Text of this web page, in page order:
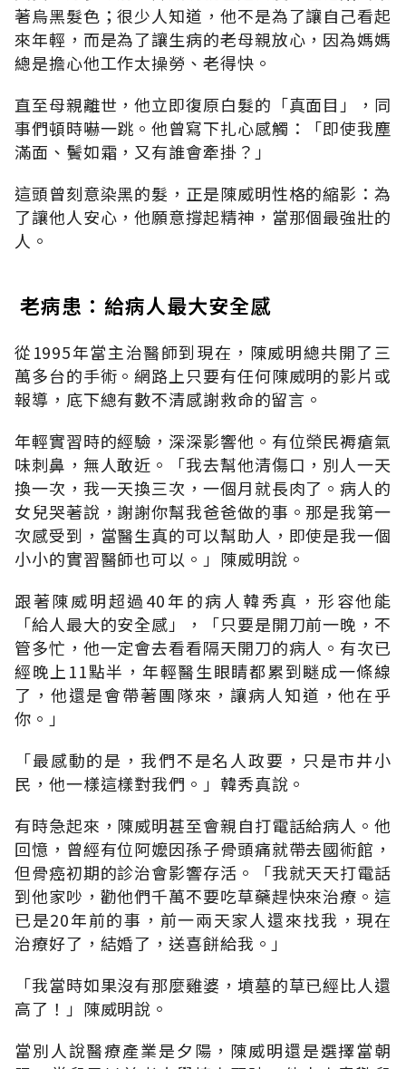
著烏黑髮色；很少人知道，他不是為了讓自己看起
來年輕，而是為了讓生病的老母親放心，因為媽媽
總是擔心他工作太操勞、老得快。
直至母親離世，他立即復原白髮的「真面目 」， 同
事們頓時嚇一跳。他曾寫下扎心感觸 ：「即使我塵
滿面、鬢如霜，又有誰會牽掛 ？」
這頭曾刻意染黑的髮，正是陳威明性格的縮影：為
了讓他人安心，他願意撐起精神，當那個最強壯的
人 。
老病患：給病人最大安全感
從1995年當主治醫師到現在，陳威明總共開了三
萬多台的手術。網路上只要有任何陳威明的影片或
報導，底下總有數不清感謝救命的留言。
年輕實習時的經驗，深深影響他。有位榮民褥瘡氣
味刺鼻，無人敢近。「我去幫他清傷口，別人一天
換一次，我一天換三次，一個月就長肉了。病人的
女兒哭著說，謝謝你幫我爸爸做的事。那是我第一
次感受到，當醫生真的可以幫助人，即使是我一個
小小的實習醫師也可以。」陳威明說 。
跟著陳威明超過40年的病人韓秀真，形容他能
「給人最大的安全感」，「只要是開刀前一晚，不
管多忙，他一定會去看看隔天開刀的病人。有次已
經晚上11點半，年輕醫生眼睛都累到瞇成一條線
了，他還是會帶著團隊來，讓病人知道，他在乎
你。」
「最感動的是，我們不是名人政要，只是市井小
民，他一樣這樣對我們 。」 韓秀真說 。
有時急起來，陳威明甚至會親自打電話給病人。他
回憶，曾經有位阿嬤因孫子骨頭痛就帶去國術館，
但骨癌初期的診治會影響存活。「我就天天打電話
到他家吵，勸他們千萬不要吃草藥趕快來治療。這
已是20年前的事，前一兩天家人還來找我，現在
治療好了，結婚了，送喜餅給我。」
「我當時如果沒有那麼雞婆，墳墓的草已經比人還
高了 ！」 陳威明說 。
當別人說醫療產業是夕陽，陳威明還是選擇當朝